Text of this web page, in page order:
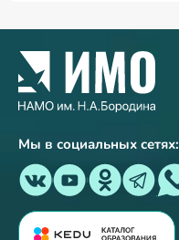
Мы в социальных сетях: